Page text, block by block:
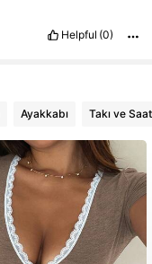
Helpful (0)
Ayakkabı Takı ve